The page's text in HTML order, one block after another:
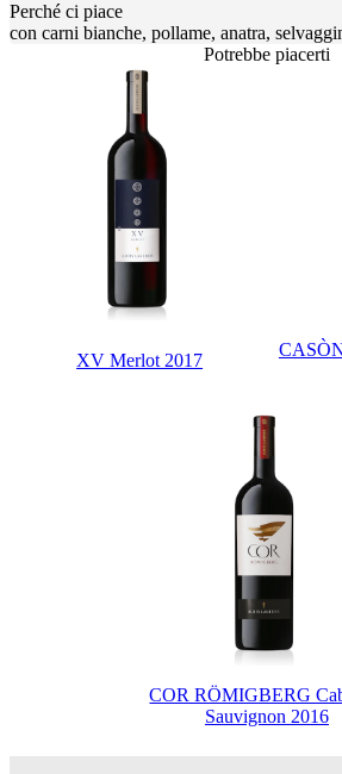
Perché ci piace
con carni bianche, pollame, anatra,
Potrebbe piacerti
XV Merlot 2017
COR RÖMIGBERG
Sauvignon 2016